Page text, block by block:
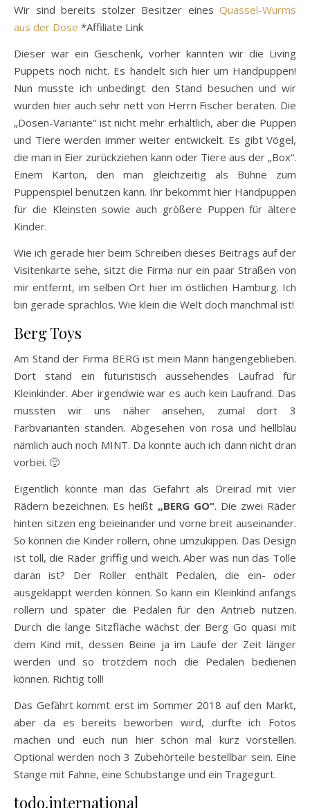
Wir sind bereits stolzer Besitzer eines Quassel-Wurms
aus der Dose *Affiliate Link
Dieser war ein Geschenk, vorher kannten wir die Living
Puppets noch nicht. Es handelt sich hier um Handpuppen!
Nun musste ich unbedingt den Stand besuchen und wir
wurden hier auch sehr nett von Herrn Fischer beraten. Die
„Dosen-Variante“ ist nicht mehr erhältlich, aber die Puppen
und Tiere werden immer weiter entwickelt. Es gibt Vögel,
die man in Eier zurückziehen kann oder Tiere aus der „Box“.
Einem Karton, den man gleichzeitig als Bühne zum
Puppenspiel benutzen kann. Ihr bekommt hier Handpuppen
für die Kleinsten sowie auch größere Puppen für ältere
Kinder.
Wie ich gerade hier beim Schreiben dieses Beitrags auf der
Visitenkarte sehe, sitzt die Firma nur ein paar Straßen von
mir entfernt, im selben Ort hier im östlichen Hamburg. Ich
bin gerade sprachlos. Wie klein die Welt doch manchmal ist!
Berg Toys
Am Stand der Firma BERG ist mein Mann hängengeblieben.
Dort stand ein futuristisch aussehendes Laufrad für
Kleinkinder. Aber irgendwie war es auch kein Laufrand. Das
mussten wir uns näher ansehen, zumal dort 3
Farbvarianten standen. Abgesehen von rosa und hellblau
nämlich auch noch MINT. Da konnte auch ich dann nicht dran
vorbei. 🙂
Eigentlich könnte man das Gefährt als Dreirad mit vier
Rädern bezeichnen. Es heißt „BERG GO“. Die zwei Räder
hinten sitzen eng beieinander und vorne breit auseinander.
So können die Kinder rollern, ohne umzukippen. Das Design
ist toll, die Räder griffig und weich. Aber was nun das Tolle
daran ist? Der Roller enthält Pedalen, die ein- oder
ausgeklappt werden können. So kann ein Kleinkind anfangs
rollern und später die Pedalen für den Antrieb nutzen.
Durch die lange Sitzfläche wächst der Berg Go quasi mit
dem Kind mit, dessen Beine ja im Laufe der Zeit länger
werden und so trotzdem noch die Pedalen bedienen
können. Richtig toll!
Das Gefährt kommt erst im Sommer 2018 auf den Markt,
aber da es bereits beworben wird, durfte ich Fotos
machen und euch nun hier schon mal kurz vorstellen.
Optional werden noch 3 Zubehörteile bestellbar sein. Eine
Stange mit Fahne, eine Schubstange und ein Tragegurt.
todo.international